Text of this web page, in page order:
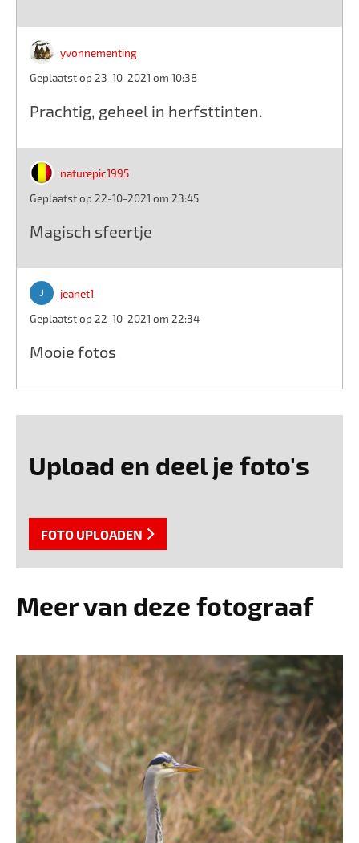
yvonnementing
Geplaatst op 23-10-2021 om 10:38
Prachtig, geheel in herfsttinten.
naturepic1995
Geplaatst op 22-10-2021 om 23:45
Magisch sfeertje
jeanet1
Geplaatst op 22-10-2021 om 22:34
Mooie fotos
Upload en deel je foto's
FOTO UPLOADEN
Meer van deze fotograaf